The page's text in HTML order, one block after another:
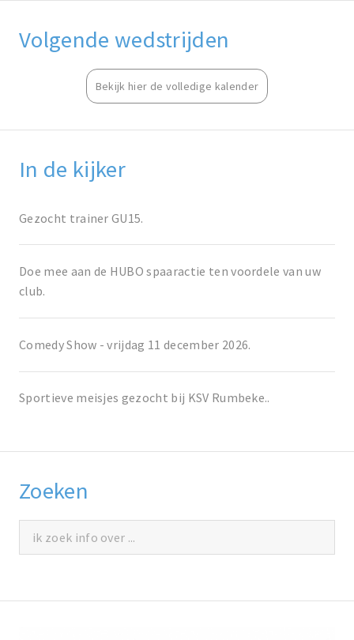
Volgende wedstrijden
Bekijk hier de volledige kalender
In de kijker
Gezocht trainer GU15.
Doe mee aan de HUBO spaaractie ten voordele van uw
club.
Comedy Show - vrijdag 11 december 2026.
Sportieve meisjes gezocht bij KSV Rumbeke..
Zoeken